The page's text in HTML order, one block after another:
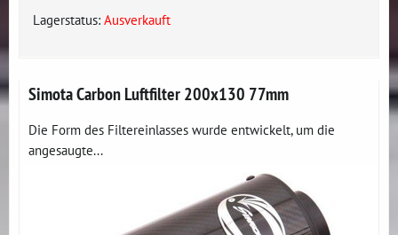
Lagerstatus: Ausverkauft
Simota Carbon Luftfilter 200x130 77mm
Die Form des Filtereinlasses wurde entwickelt, um die
angesaugte...